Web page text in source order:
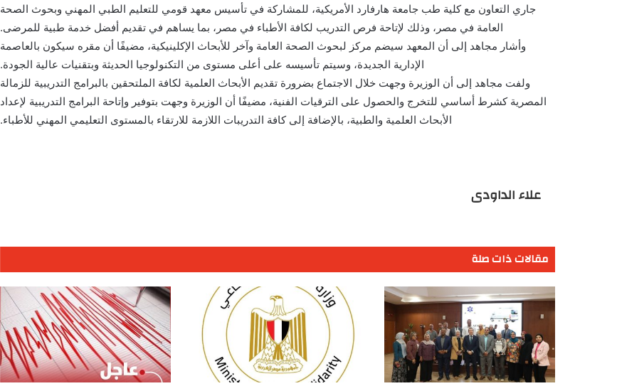
جاري التعاون مع كلية طب جامعة هارفارد الأمريكية، للمشاركة في تأسيس معهد قومي للتعليم الطبي المهني وبحوث الصحة
العامة في مصر، وذلك لإتاحة فرص التدريب لكافة الأطباء في مصر، بما يساهم في تقديم أفضل خدمة طبية للمرضى.
وأشار مجاهد إلى أن المعهد سيضم مركز لبحوث الصحة العامة وآخر للأبحاث الإكلينيكية، مضيفًا أن مقره سيكون بالعاصمة
الإدارية الجديدة، وسيتم تأسيسه على أعلى مستوى من التكنولوجيا الحديثة وبتقنيات عالية الجودة.
ولفت مجاهد إلى أن الوزيرة وجهت خلال الاجتماع بضرورة تقديم الأبحاث العلمية لكافة الملتحقين بالبرامج التدريبية للزمالة
المصرية كشرط أساسي للتخرج والحصول على الترقيات الفنية، مضيفًا أن الوزيرة وجهت بتوفير وإتاحة البرامج التدريبية لإعداد
الأبحاث العلمية والطبية، بالإضافة إلى كافة التدريبات اللازمة للارتقاء بالمستوى التعليمي المهني للأطباء.
علاء الداودى
مقالات ذات صلة